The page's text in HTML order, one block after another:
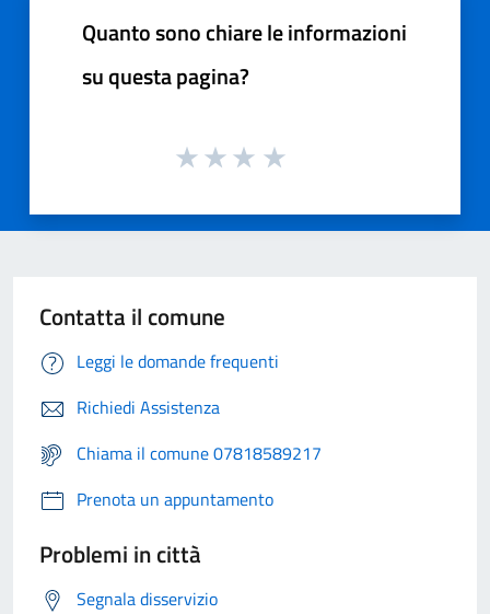
Quanto sono chiare le informazioni
su questa pagina?
Contatta il comune
Leggi le domande frequenti
Richiedi Assistenza
Chiama il comune 07818589217
Prenota un appuntamento
Problemi in città
Segnala disservizio